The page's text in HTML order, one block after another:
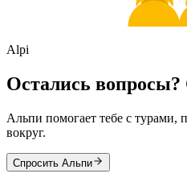
Alpi
Остались
Альпи помогает тебе с турами,
вокруг.
Спросить Альпи